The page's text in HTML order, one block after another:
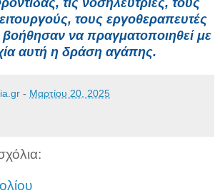
τις νοσηλεύτριες, τους
τους εργοθεραπευτές
βοήθησαν να πραγματοποιηθεί με
αυτή η δράση αγάπης.
- Μαρτίου 20, 2025